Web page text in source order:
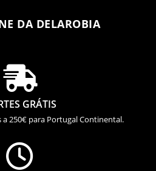
DA DELAROBIA

GRÁTIS
a 250€ para Portugal Continental.
